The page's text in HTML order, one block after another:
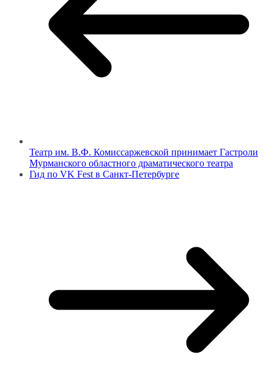
Театр им. В.Ф. Комиссаржевской принимает Гастроли
Мурманского областного драматического театра
Гид по VK Fest в Санкт-Петербурге